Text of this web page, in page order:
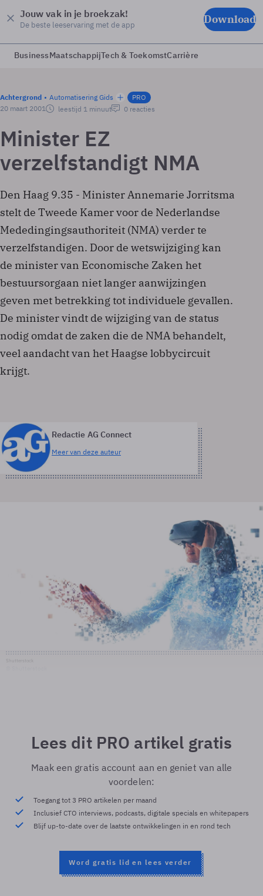
Jouw vak in je broekzak!
De beste leeservaring met de app Download
BusinessMaatschappijTech & ToekomstCarrière
Achtergrond Automatisering Gids
PRO
20 maart 2001
leestijd 1 minuut 0 reacties
Minister EZ
verzelfstandigt NMA
Den Haag 9.35 - Minister Annemarie Jorritsma
stelt de Tweede Kamer voor de Nederlandse
Mededingingsauthoriteit (NMA) verder te
verzelfstandigen. Door de wetswijziging kan
de minister van Economische Zaken het
bestuursorgaan niet langer aanwijzingen
geven met betrekking tot individuele gevallen.
De minister vindt de wijziging van de status
nodig omdat de zaken die de NMA behandelt,
veel aandacht van het Haagse lobbycircuit
krijgt.
Redactie AG Connect
Meer van deze auteur
Lees dit PRO artikel gratis
Maak een gratis account aan en geniet van alle
voordelen:
Toegang tot 3 PRO artikelen per maand
Inclusief CTO interviews, podcasts, digitale specials en whitepapers
Blijf up-to-date over de laatste ontwikkelingen in en rond tech
Word gratis lid en lees verder